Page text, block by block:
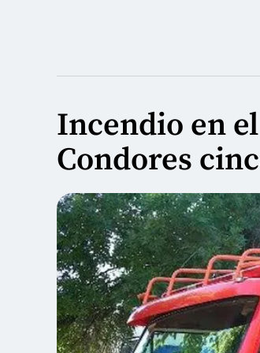
Incendio en
Condores